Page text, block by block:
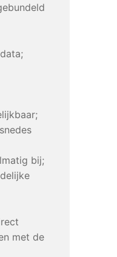
bij;
met de